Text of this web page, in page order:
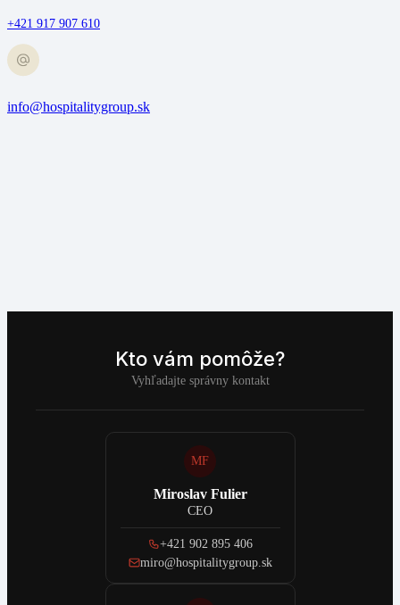
+421 917 907 610
info@hospitalitygroup.sk
Kto vám pomôže?
Vyhľadajte správny kontakt
MF
Miroslav Fulier
CEO
+421 902 895 406
miro@hospitalitygroup.sk